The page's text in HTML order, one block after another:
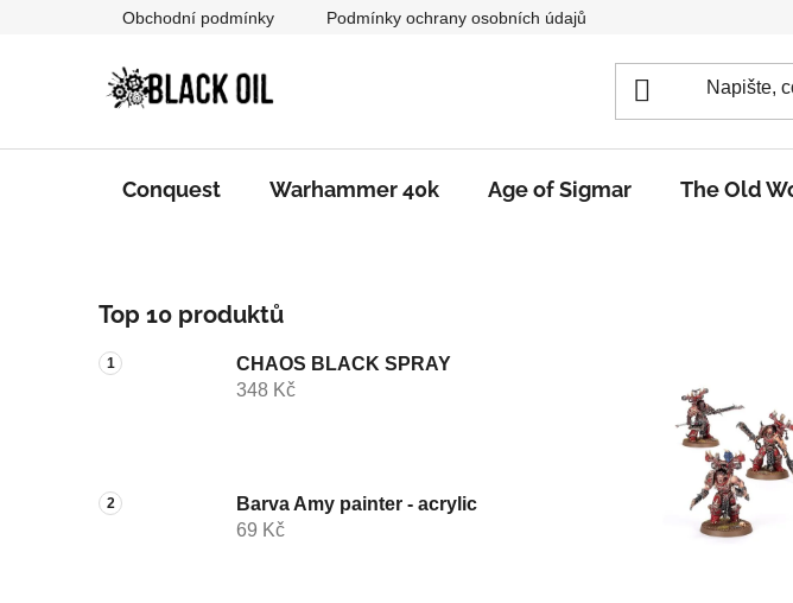
Obchodní podmínky Podmínky ochrany osobních údajů
Conquest Warhammer 40k Age of Sigmar The Old
o
s
t
n
Top 10 produktů
CHAOS BLACK SPRAY
348 Kč
Barva Amy painter - acrylic
69 Kč